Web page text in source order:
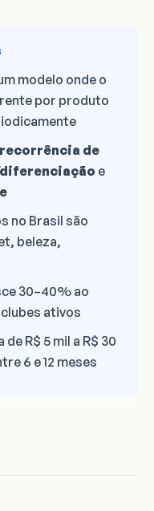
modelo onde o
por produto
recorrência de
e
no Brasil são
beleza,
30–40% ao
ativos
R$ 5 mil a R$ 30
6 e 12 meses